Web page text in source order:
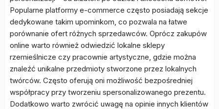
Popularne platformy e-commerce często posiadają sekcje
dedykowane takim upominkom, co pozwala na łatwe
porównanie ofert różnych sprzedawców. Oprócz zakupów
online warto również odwiedzić lokalne sklepy
rzemieślnicze czy pracownie artystyczne, gdzie można
znaleźć unikalne przedmioty stworzone przez lokalnych
twórców. Często oferują oni możliwość bezpośredniej
współpracy przy tworzeniu spersonalizowanego prezentu.
Dodatkowo warto zwrócić uwagę na opinie innych klientów